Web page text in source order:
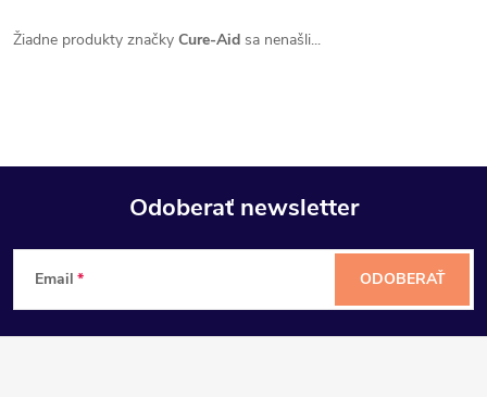
Žiadne produkty značky Cure-Aid sa nenašli...
Z
á
Odoberať newsletter
Email ODOBERAŤ